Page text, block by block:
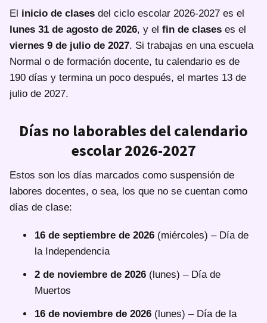
El inicio de clases del ciclo escolar 2026-2027 es el
lunes 31 de agosto de 2026, y el fin de clases es el
viernes 9 de julio de 2027. Si trabajas en una escuela
Normal o de formación docente, tu calendario es de
190 días y termina un poco después, el martes 13 de
julio de 2027.
Días no laborables del calendario
escolar 2026-2027
Estos son los días marcados como suspensión de
labores docentes, o sea, los que no se cuentan como
días de clase:
16 de septiembre de 2026 (miércoles) – Día de
la Independencia
2 de noviembre de 2026 (lunes) – Día de
Muertos
16 de noviembre de 2026 (lunes) – Día de la